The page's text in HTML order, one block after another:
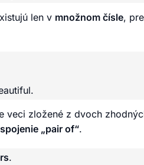
len v množnom čísle,
veci zložené z dvoch
spojenie „pair of“.
.